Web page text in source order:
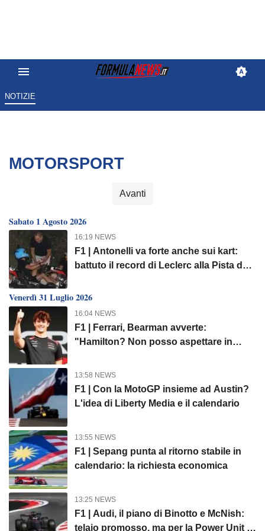
NOTIZIE
MOTORSPORT
Avanti
Sabato 1 Agosto 2026
16:19 NEWS
F1 | Antonelli va forte anche sui kart:
battuto il record di Leclerc alla Pista dei
Venerdì 31 Luglio 2026
16:04 NEWS
F1 | Ferrari, Bearman avverte:
"Hamilton? Non posso aspettare in
13:58 NEWS
F1 | Con la MotoGP insieme ad Austin?
L'idea di Liberty Media e il calendario
13:55 NEWS
F1 | Sepang punta al ritorno stabile in
calendario: la richiesta economica
13:25 NEWS
F1 | Audi, il piano di Binotto e McNish:
telaio promosso, ma per la Power Unit si